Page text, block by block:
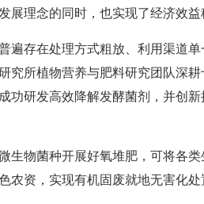
展理念的同时，也实现了经济效益
遍存在处理方式粗放、利用渠道
究所植物营养与肥料研究团队深
研发高效降解发酵菌剂，并创新
生物菌种开展好氧堆肥，可将各
农资，实现有机固废就地无害化